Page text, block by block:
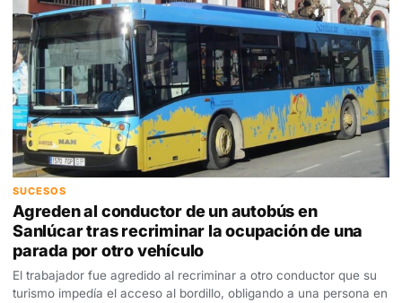
SUCESOS
Agreden al conductor de un autobús en
Sanlúcar tras recriminar la ocupación de una
parada por otro vehículo
El trabajador fue agredido al recriminar a otro conductor que su
turismo impedía el acceso al bordillo, obligando a una persona en